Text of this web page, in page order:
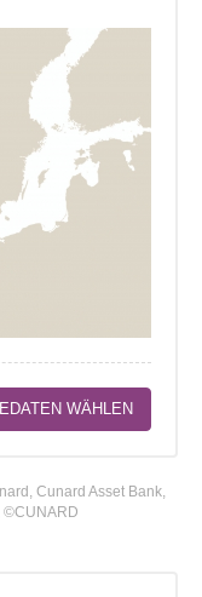
WÄHLEN
Cunard Asset Bank,
©CUNARD